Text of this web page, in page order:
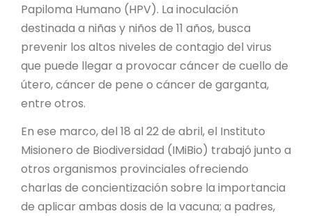
MONUMENTOS NATURALES
REPOSITORIO
CONTACTO
Papiloma Humano (HPV). La inoculación
destinada a niñas y niños de 11 años, busca
prevenir los altos niveles de contagio del virus
que puede llegar a provocar cáncer de cuello de
útero, cáncer de pene o cáncer de garganta,
entre otros.
En ese marco, del 18 al 22 de abril, el Instituto
Misionero de Biodiversidad (IMiBio) trabajó junto a
otros organismos provinciales ofreciendo
charlas de concientización sobre la importancia
de aplicar ambas dosis de la vacuna; a padres,